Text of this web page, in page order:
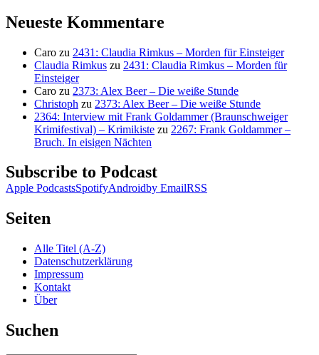
Neueste Kommentare
Caro zu 2431: Claudia Rimkus – Morden für Einsteiger
Claudia Rimkus zu 2431: Claudia Rimkus – Morden für
Einsteiger
Caro zu 2373: Alex Beer – Die weiße Stunde
Christoph zu 2373: Alex Beer – Die weiße Stunde
2364: Interview mit Frank Goldammer (Braunschweiger
Krimifestival) – Krimikiste zu 2267: Frank Goldammer –
Bruch. In eisigen Nächten
Subscribe to Podcast
Apple PodcastsSpotifyAndroidby EmailRSS
Seiten
Alle Titel (A-Z)
Datenschutzerklärung
Impressum
Kontakt
Über
Suchen